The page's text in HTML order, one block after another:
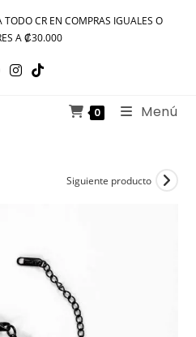
TODO CR EN COMPRAS IGUALES O
A ₡30.000
0 Menú
Siguiente producto